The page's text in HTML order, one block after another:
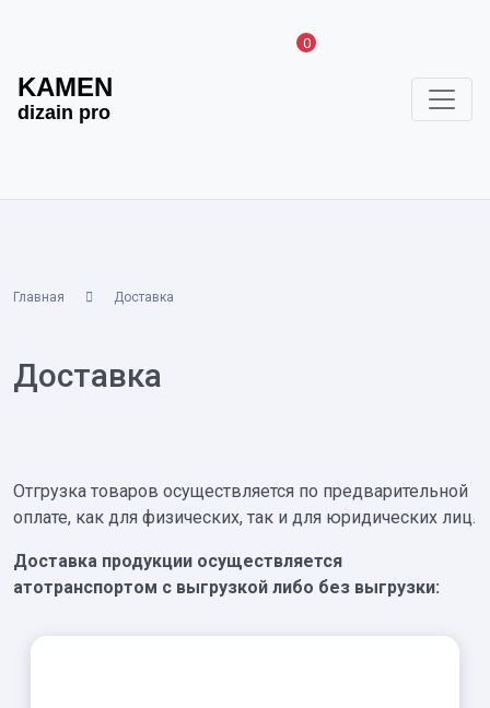
KAMEN
dizain pro
0
Главная Доставка
Доставка
Отгрузка товаров осуществляется по предварительной
оплате, как для физических, так и для юридических лиц.
Доставка продукции осуществляется
атотранспортом с выгрузкой либо без выгрузки: